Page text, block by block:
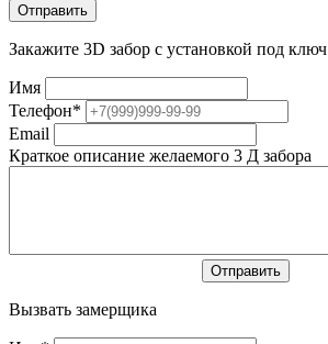
Закажите 3D забор с установкой под ключ
Имя
Телефон*
Email
Краткое описание желаемого 3 Д забора
Вызвать замерщика